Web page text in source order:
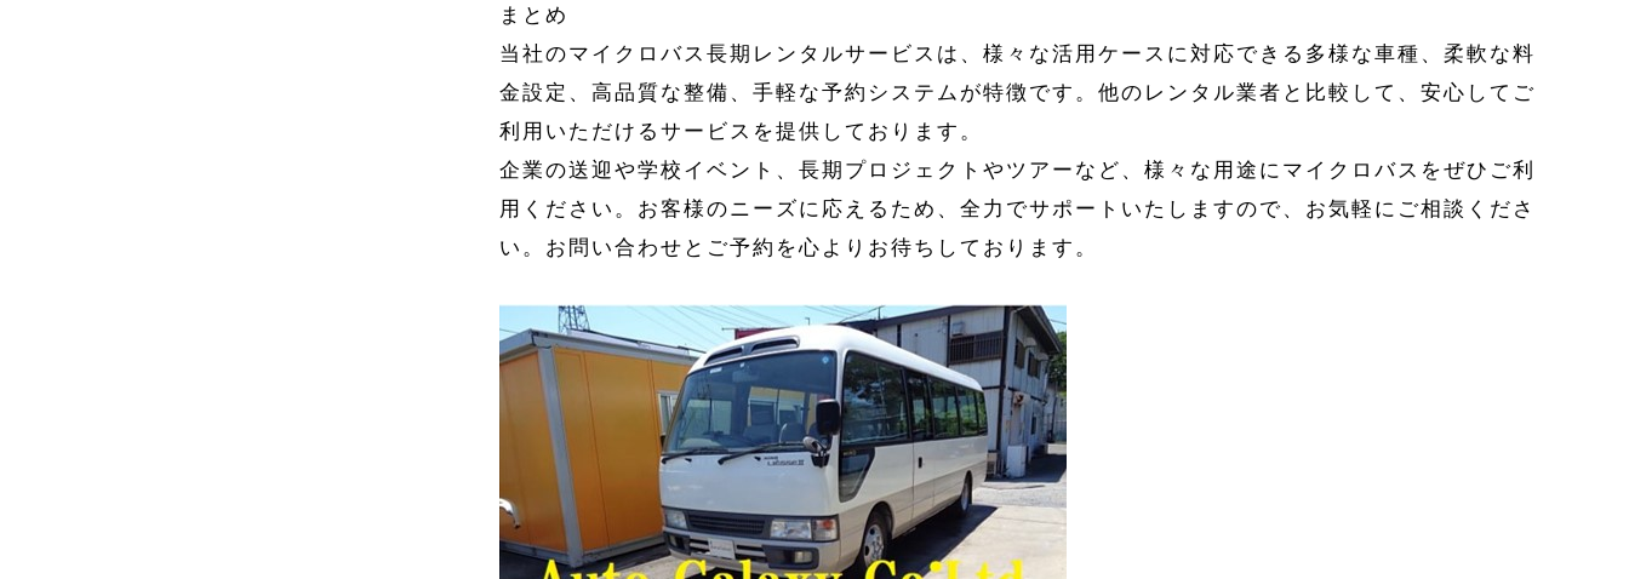
まとめ
当社のマイクロバス長期レンタルサービスは、様々な活用ケースに対応できる多様な車種、柔軟な料
金設定、高品質な整備、手軽な予約システムが特徴です。他のレンタル業者と比較して、安心してご
利用いただけるサービスを提供しております。
企業の送迎や学校イベント、長期プロジェクトやツアーなど、様々な用途にマイクロバスをぜひご利
用ください。お客様のニーズに応えるため、全力でサポートいたしますので、お気軽にご相談くださ
い。お問い合わせとご予約を心よりお待ちしております。